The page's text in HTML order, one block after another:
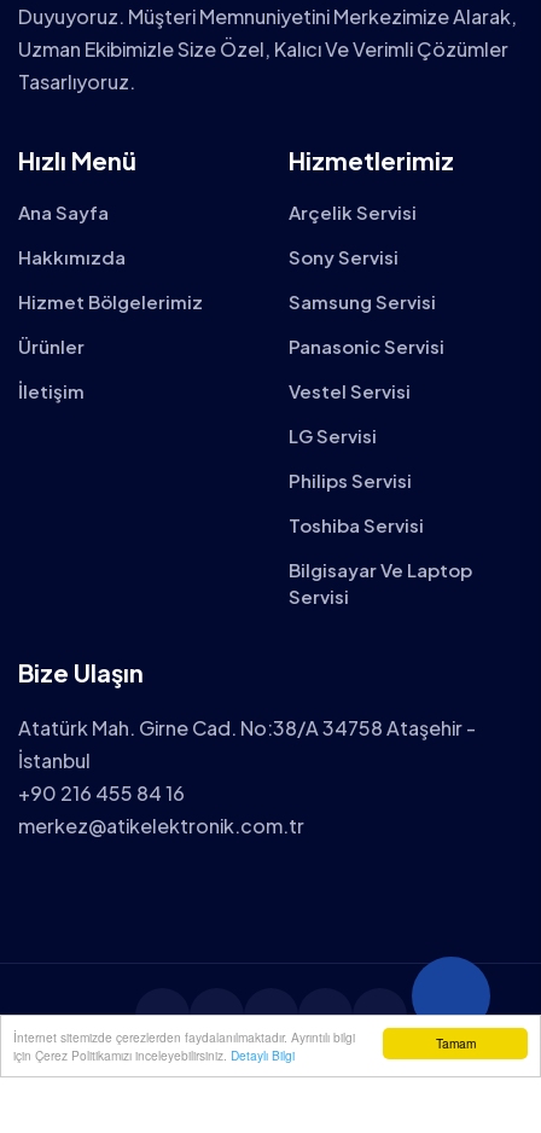
Tamam
İnternet sitemizde çerezlerden faydalanılmaktadır. Ayrıntılı bilgi
için Çerez Politikamızı inceleyebilirsiniz. Detaylı Bilgi
Duyuyoruz. Müşteri Memnuniyetini Merkezimize Alarak,
Uzman Ekibimizle Size Özel, Kalıcı Ve Verimli Çözümler
Tasarlıyoruz.
Hızlı Menü
Ana Sayfa
Hakkımızda
Hizmet Bölgelerimiz
Ürünler
İletişim
Hizmetlerimiz
Arçelik Servisi
Sony Servisi
Samsung Servisi
Panasonic Servisi
Vestel Servisi
LG Servisi
Philips Servisi
Toshiba Servisi
Bilgisayar Ve Laptop
Servisi
Bize Ulaşın
Atatürk Mah. Girne Cad. No:38/A 34758 Ataşehir -
İstanbul
+90 216 455 84 16
merkez@atikelektronik.com.tr
2025 ATİK ELEKTRONİK TÜM HAKLARI SAKLIDIR.